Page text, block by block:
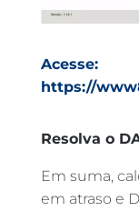
Acesse:
https://
Resolva o
Em suma,
em atraso e